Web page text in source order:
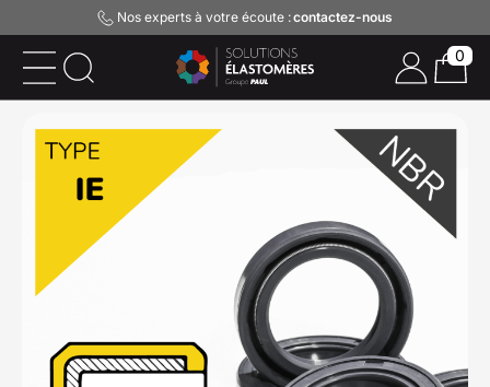
Nos experts à votre écoute :contactez-nous
0